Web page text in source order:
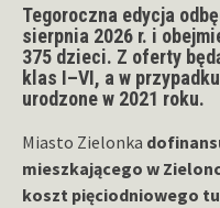
Tegoroczna edycja
sierpnia 2026 r. i
375 dzieci. Z oferty
klas I–VI, a w
urodzone w 2021 roku.
Miasto Zielonka
mieszkającego w
koszt pięciodniowego